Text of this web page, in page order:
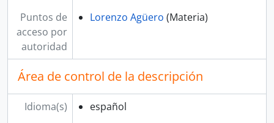
Puntos de
acceso por
autoridad
Lorenzo Agüero (Materia)
Área de control de la descripción
Idioma(s)
español